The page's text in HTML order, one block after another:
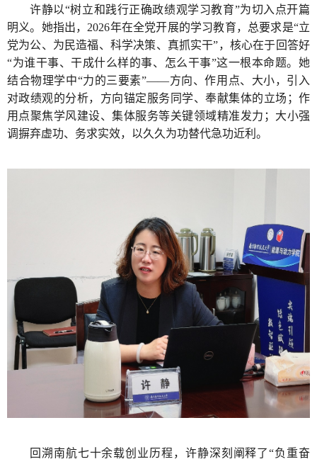
许静以“树立和践行正确政绩观学习教育”为切入点开篇
明义。她指出，2026年在全党开展的学习教育，总要求是“立
党为公、为民造福、科学决策、真抓实干”，核心在于回答好
“为谁干事、干成什么样的事、怎么干事”这一根本命题。她
结合物理学中“力的三要素”——方向、作用点、大小，引入
对政绩观的分析，方向锚定服务同学、奉献集体的立场；作
用点聚焦学风建设、集体服务等关键领域精准发力；大小强
调摒弃虚功、务求实效，以久久为功替代急功近利。
回溯南航七十余载创业历程，许静深刻阐释了“负重奋